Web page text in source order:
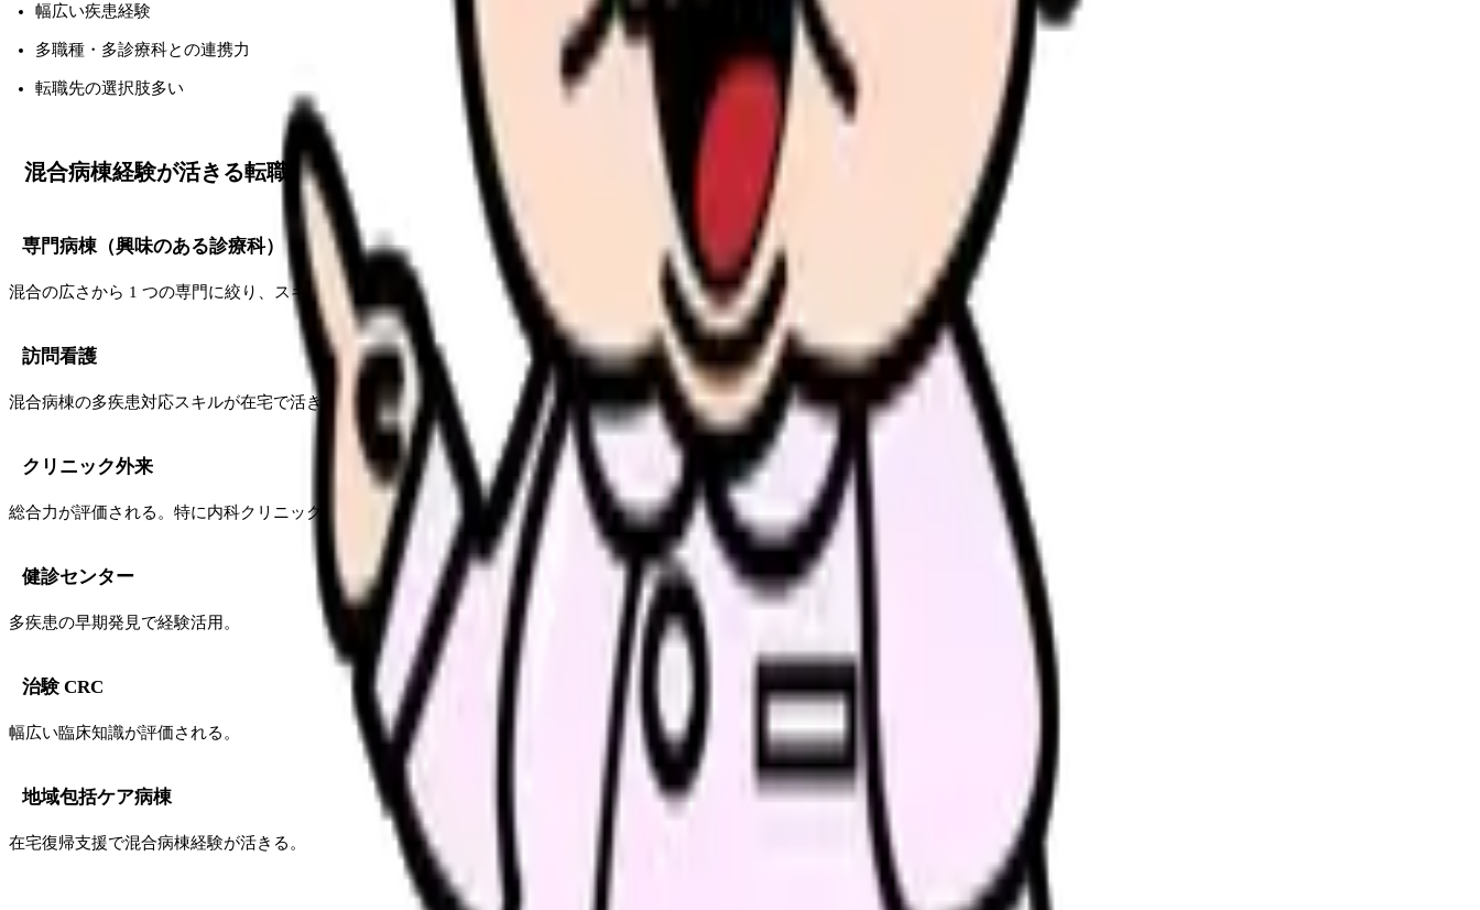
幅広い疾患経験
多職種・多診療科との連携力
転職先の選択肢多い
混合病棟経験が活きる転職先
専門病棟（興味のある診療科）
混合の広さから 1 つの専門に絞り、スキルを深める。
訪問看護
混合病棟の多疾患対応スキルが在宅で活きる。
クリニック外来
総合力が評価される。特に内科クリニック。
健診センター
多疾患の早期発見で経験活用。
治験 CRC
幅広い臨床知識が評価される。
地域包括ケア病棟
在宅復帰支援で混合病棟経験が活きる。